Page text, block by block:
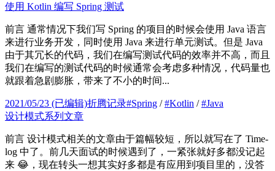
使用 Kotlin 编写 Spring 测试
前言 通常情况下我们写 Spring 的项目的时候会使用 Java 语言
来进行业务开发，同时使用 Java 来进行单元测试。但是 Java
由于其冗长的代码，我们在编写测试代码的效率并不高，而且
我们在编写的测试代码的时候通常会考虑多种情况，代码量也
就跟着急剧膨胀，带来了不小的时间...
2021/05/23 (已编辑)折腾记录#Spring /#Kotlin /#Java
设计模式系列文章
前言 设计模式相关的文章由于篇幅较短，所以就写在了 Time-
log 中了。前几天面试的时候遇到了，一紧张就好多都没记起
来 😂，现在转头一想其实好多都是有应用到项目里的，没答